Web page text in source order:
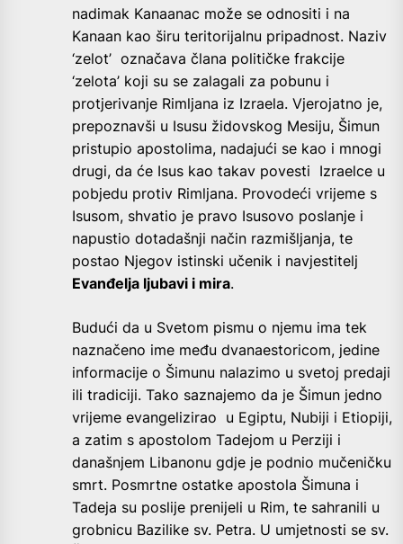
nadimak Kanaanac može se odnositi i na
Kanaan kao širu teritorijalnu pripadnost. Naziv
‘zelot’ označava člana političke frakcije
‘zelota’ koji su se zalagali za pobunu i
protjerivanje Rimljana iz Izraela. Vjerojatno je,
prepoznavši u Isusu židovskog Mesiju, Šimun
pristupio apostolima, nadajući se kao i mnogi
drugi, da će Isus kao takav povesti Izraelce u
pobjedu protiv Rimljana. Provodeći vrijeme s
Isusom, shvatio je pravo Isusovo poslanje i
napustio dotadašnji način razmišljanja, te
postao Njegov istinski učenik i navjestitelj
Evanđelja ljubavi i mira.
Budući da u Svetom pismu o njemu ima tek
naznačeno ime među dvanaestoricom, jedine
informacije o Šimunu nalazimo u svetoj predaji
ili tradiciji. Tako saznajemo da je Šimun jedno
vrijeme evangelizirao u Egiptu, Nubiji i Etiopiji,
a zatim s apostolom Tadejom u Perziji i
današnjem Libanonu gdje je podnio mučeničku
smrt. Posmrtne ostatke apostola Šimuna i
Tadeja su poslije prenijeli u Rim, te sahranili u
grobnicu Bazilike sv. Petra. U umjetnosti se sv.